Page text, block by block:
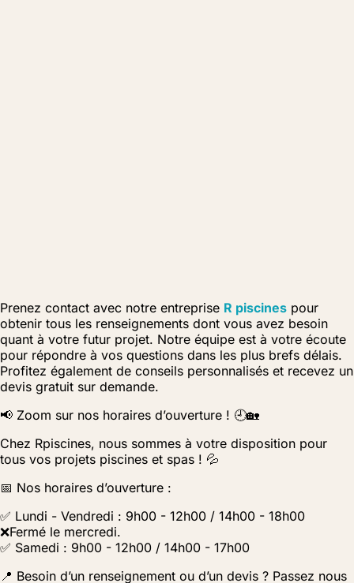
Prenez contact avec notre entreprise R piscines pour
obtenir tous les renseignements dont vous avez besoin
quant à votre futur projet. Notre équipe est à votre écoute
pour répondre à vos questions dans les plus brefs délais.
Profitez également de conseils personnalisés et recevez un
devis gratuit sur demande.
📢 Zoom sur nos horaires d’ouverture ! 🕘🏡
Chez Rpiscines, nous sommes à votre disposition pour
tous vos projets piscines et spas ! 💦
📅 Nos horaires d’ouverture :
✅ Lundi - Vendredi : 9h00 - 12h00 / 14h00 - 18h00
❌Fermé le mercredi.
✅ Samedi : 9h00 - 12h00 / 14h00 - 17h00
📍 Besoin d’un renseignement ou d’un devis ? Passez nous